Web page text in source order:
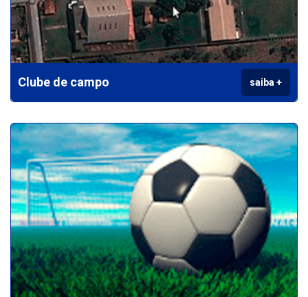
Clube de campo saiba +